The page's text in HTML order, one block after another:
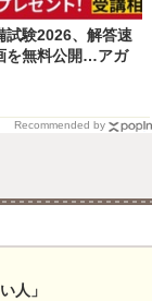
試験2026、解答速
を無料公開…アガ
Recommended by
人」